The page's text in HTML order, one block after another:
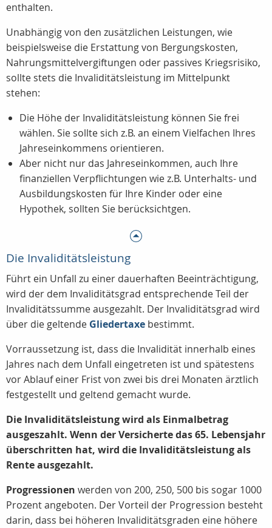
enthalten.
Unabhängig von den zusätzlichen Leistungen, wie
beispielsweise die Erstattung von Bergungskosten,
Nahrungsmittelvergiftungen oder passives Kriegsrisiko,
sollte stets die Invaliditätsleistung im Mittelpunkt
stehen:
Die Höhe der Invaliditätsleistung können Sie frei
wählen. Sie sollte sich z.B. an einem Vielfachen Ihres
Jahreseinkommens orientieren.
Aber nicht nur das Jahreseinkommen, auch Ihre
finanziellen Verpflichtungen wie z.B. Unterhalts- und
Ausbildungskosten für Ihre Kinder oder eine
Hypothek, sollten Sie berücksichtgen.
Die Invaliditätsleistung
Führt ein Unfall zu einer dauerhaften Beeinträchtigung,
wird der dem Invaliditätsgrad entsprechende Teil der
Invaliditätssumme ausgezahlt. Der Invaliditätsgrad wird
über die geltende Gliedertaxe bestimmt.
Vorraussetzung ist, dass die Invalidität innerhalb eines
Jahres nach dem Unfall eingetreten ist und spätestens
vor Ablauf einer Frist von zwei bis drei Monaten ärztlich
festgestellt und geltend gemacht wurde.
Die Invaliditätsleistung wird als Einmalbetrag
ausgeszahlt. Wenn der Versicherte das 65. Lebensjahr
überschritten hat, wird die Invaliditätsleistung als
Rente ausgezahlt.
Progressionen werden von 200, 250, 500 bis sogar 1000
Prozent angeboten. Der Vorteil der Progression besteht
darin, dass bei höheren Invaliditätsgraden eine höhere